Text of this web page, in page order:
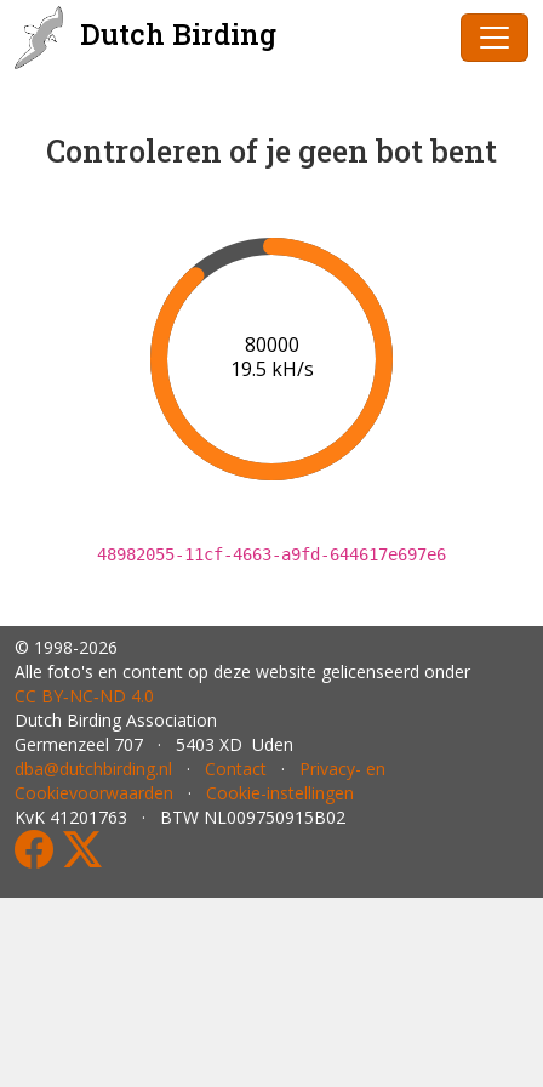
Dutch Birding
Controleren of je geen bot bent
81000
19.3 kH/s
48982055-11cf-4663-a9fd-644617e697e6
© 1998-2026
Alle foto's en content op deze website gelicenseerd onder
CC BY‑NC‑ND 4.0
Dutch Birding Association
Germenzeel 707 · 5403 XD Uden
dba@dutchbirding.nl · Contact · Privacy- en
Cookievoorwaarden · Cookie-instellingen
KvK 41201763 · BTW NL009750915B02